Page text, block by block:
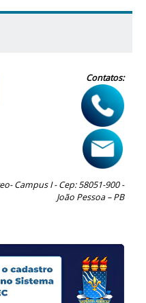
Contatos:
Campus I - Cep: 58051-900 -
João Pessoa – PB